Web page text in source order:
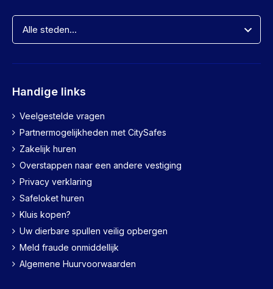
Handige links
Veelgestelde vragen
Partnermogelijkheden met CitySafes
Zakelijk huren
Overstappen naar een andere vestiging
Privacy verklaring
Safeloket huren
Kluis kopen?
Uw dierbare spullen veilig opbergen
Meld fraude onmiddellijk
Algemene Huurvoorwaarden